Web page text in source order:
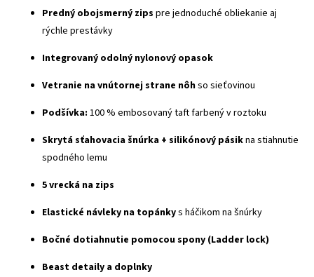
Predný obojsmerný zips pre jednoduché obliekanie aj
rýchle prestávky
Integrovaný odolný nylonový opasok
Vetranie na vnútornej strane nôhso sieťovinou
Podšívka: 100 % embosovaný taft farbený v roztoku
Skrytá sťahovacia šnúrka + silikónový pásikna stiahnutie
spodného lemu
5 vrecká na zips
Elastické návleky na topánkys háčikom na šnúrky
Bočné dotiahnutie pomocou spony (Ladder lock)
Beast detaily a doplnky